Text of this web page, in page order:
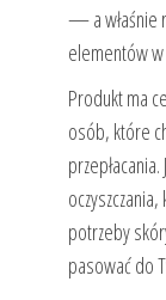
— a właśnie
elementów w
Produkt ma
osób, które
potrzeby
pasować do